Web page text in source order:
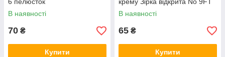
В наявності
70 ₴
Купити
В наявності
65 ₴
Купити